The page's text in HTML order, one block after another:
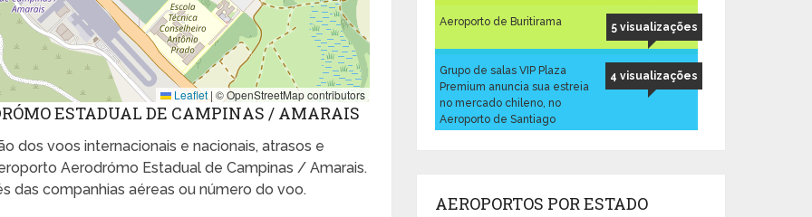
Leaflet | © OpenStreetMap contributors
ESTADUAL DE CAMPINAS / AMARAIS
dos voos internacionais e nacionais, atrasos e
Aerodrómo Estadual de Campinas / Amarais.
das companhias aéreas ou número do voo.
5 visualizações
Aeroporto de Buritirama
4 visualizações
Grupo de salas VIP Plaza
Premium anuncia sua estreia
no mercado chileno, no
Aeroporto de Santiago
AEROPORTOS POR ESTADO